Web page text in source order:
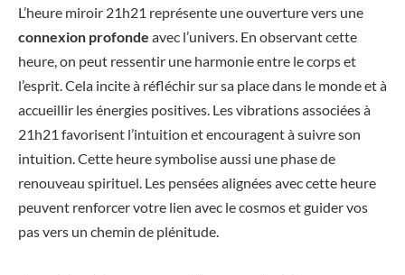
L’heure miroir 21h21 représente une ouverture vers une
connexion profonde avec l’univers. En observant cette
heure, on peut ressentir une harmonie entre le corps et
l’esprit. Cela incite à réfléchir sur sa place dans le monde et à
accueillir les énergies positives. Les vibrations associées à
21h21 favorisent l’intuition et encouragent à suivre son
intuition. Cette heure symbolise aussi une phase de
renouveau spirituel. Les pensées alignées avec cette heure
peuvent renforcer votre lien avec le cosmos et guider vos
pas vers un chemin de plénitude.